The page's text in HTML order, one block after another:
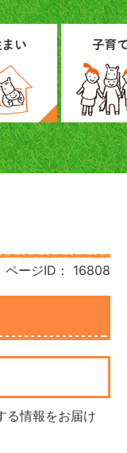
ページID： 16808
る情報をお届け